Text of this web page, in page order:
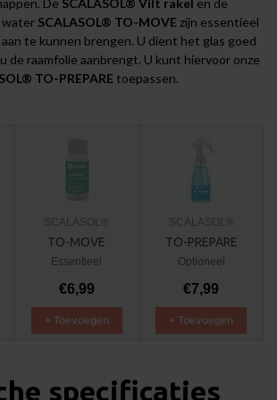
. De SCALASOL® Vilt rakel en de
water SCALASOL® TO-MOVE zijn essentieel
te kunnen brengen. U dient het glas goed
de raamfolie aanbrengt. U kunt hiervoor onze
TO-PREPARE toepassen.
SCALASOL®
TO-MOVE
Essentieel
€6,99
+ Toevoegen
SCALASOL®
TO-PREPARE
Optioneel
€7,99
+ Toevoegen
specificaties